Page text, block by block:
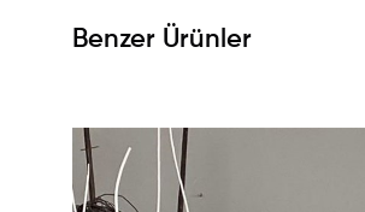
Benzer Ürünler